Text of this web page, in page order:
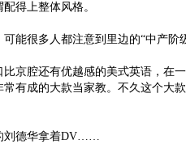
得上整体风格。
很多人都注意到里边的“中产阶级
腔还有优越感的美式英语，在
有成的大款当家教。不久这个大
刘德华拿着DV……